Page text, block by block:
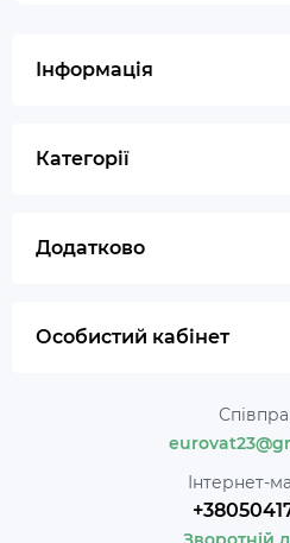
Інформація
Категорії
Додатково
Особистий кабінет
Інтернет-